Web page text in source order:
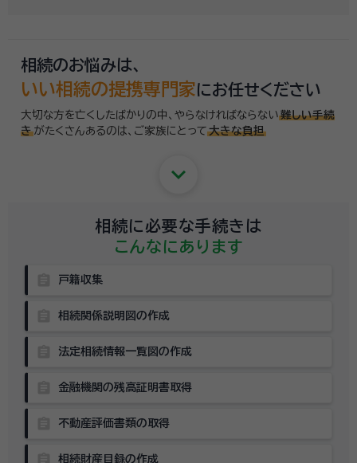
相続のお悩みは、
いい相続の提携専門家にお任せください
大切な方を亡くしたばかりの中、やらなければならない 難しい手続
き がたくさんあるのは、 ご家族にとって 大きな負担
keyboard_arrow_down
相続に必要な手続きは
こんなにあります
戸籍収集
相続関係説明図の作成
法定相続情報一覧図の作成
金融機関の残高証明書取得
不動産評価書類の取得
相続財産目録の作成